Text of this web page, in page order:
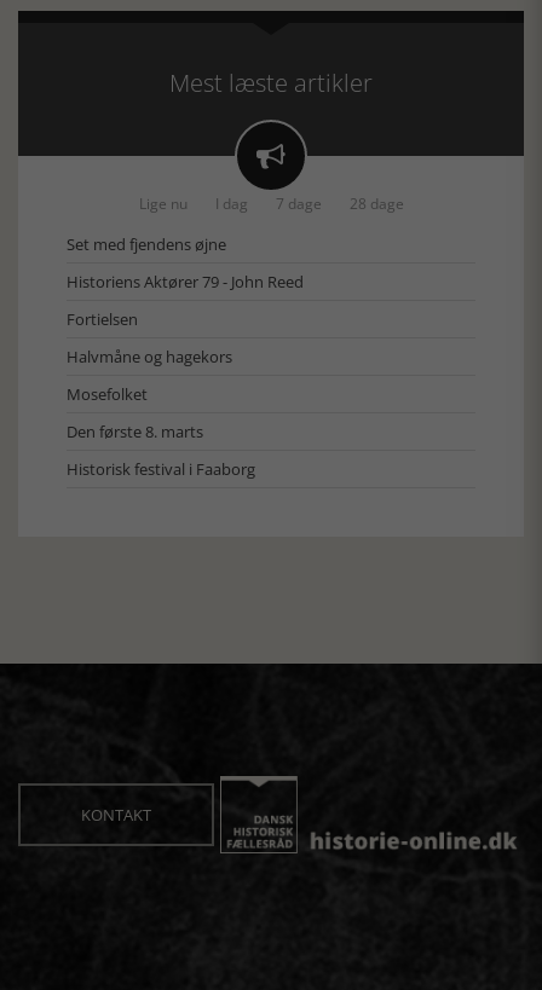
Mest læste artikler

Lige nu I dag 7 dage 28 dage
Set med fjendens øjne
Historiens Aktører 79 - John Reed
Fortielsen
Halvmåne og hagekors
Mosefolket
Den første 8. marts
Historisk festival i Faaborg
KONTAKT